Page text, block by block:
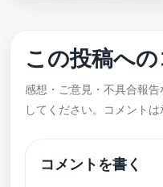
この投稿へ
感想・ご意見・不具合報
してください。コメントは
コメントを書く